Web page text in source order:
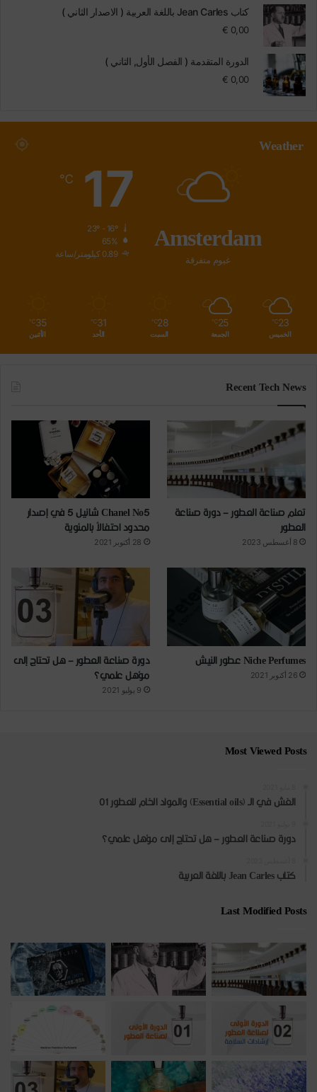
كتاب Jean Carles باللغة العربية ( الاصدار الثاني )
€ 0,00
الدورة المتقدمة ( الفصل الأول, الثاني )
€ 0,00
Weather
Amsterdam
غيوم متفرقة
17
℃
23º - 16º
65%
0.89 كيلومتر/ساعة
23
℃
الخميس
25
℃
الجمعة
28
℃
السبت
31
℃
الأحد
35
℃
الأثنين
Recent Tech News
تعلم صناعة العطور – دورة صناعة
العطور
8 أغسطس 2023
Chanel No5 شانيل 5 في إصدار
محدود احتفالاً بالمئوية
28 أكتوبر 2021
Niche Perfumes عطور النيش
26 أكتوبر 2021
دورة صناعة العطور – هل تحتاج إلى
مؤهل علمي؟
9 يوليو 2021
Most Viewed Posts
الغش في الـ (Essential oils) والمواد الخام للعطور 01
دورة صناعة العطور – هل تحتاج إلى مؤهل علمي؟
كتاب Jean Carles باللغة العربية
Last Modified Posts